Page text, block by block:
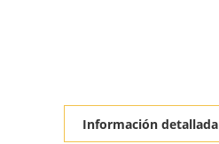
Información detallada